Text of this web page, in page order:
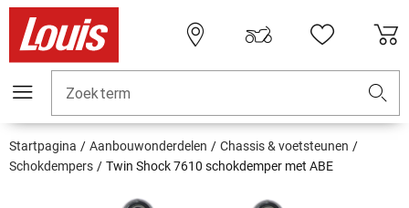
Zoekterm
Startpagina Aanbouwonderdelen
Chassis & voetsteunen
Schokdempers
Twin Shock 7610 schokdemper met ABE